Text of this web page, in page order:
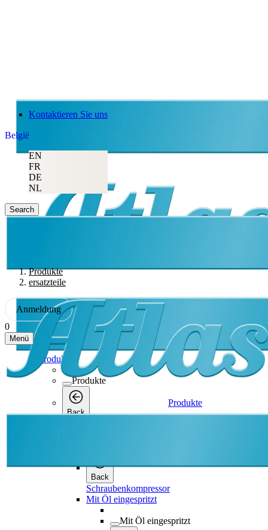
Kontaktieren Sie uns
België
EN
FR
DE
NL
Search
Produkte
ersatzteile
Anmeldung
0
Menü
Produkte
Produkte
Back
Produkte
Back
Schraubenkompressor
Mit Öl eingespritzt
Mit Öl eingespritzt